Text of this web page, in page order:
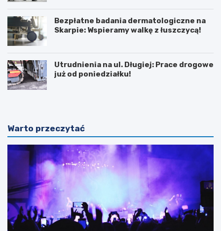
Bezpłatne badania dermatologiczne na
Skarpie: Wspieramy walkę z łuszczycą!
Utrudnienia na ul. Długiej: Prace drogowe
już od poniedziałku!
Warto przeczytać